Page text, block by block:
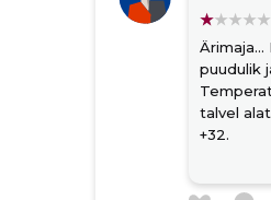
puudulik
talvel
+32.